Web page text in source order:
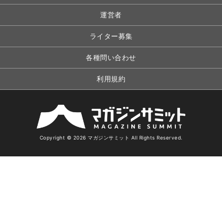
運営者
ライター募集
各種問い合わせ
利用規約
Copyright © 2026 マガジンサミット All Rights Reserved.